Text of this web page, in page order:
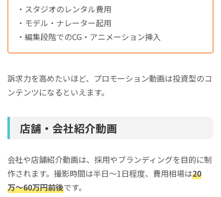
・スタジオのレンタル費用
・モデル・ナレーター起用
・編集段階でのCG・アニメーション挿入
訴求力を高めたいほど、プロモーション動画は投資型のコ
ンテンツになるといえます。
店舗・会社紹介動画
会社や店舗紹介動画は、採用やブランディングを目的に制
作されます。撮影時間は半日〜1日程度、費用相場は20
万〜60万円前後です。